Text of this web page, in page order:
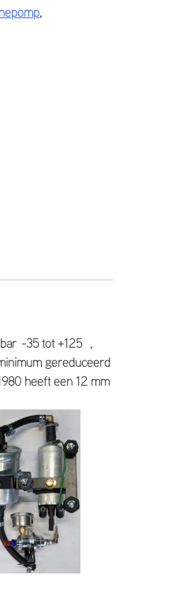
,
bar -35 tot +125 ,
gereduceerd
heeft een 12 mm